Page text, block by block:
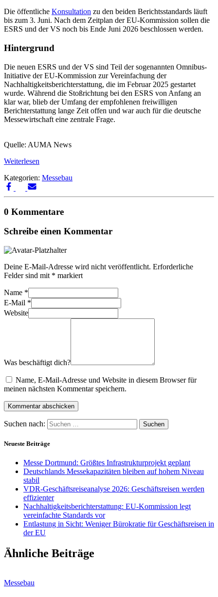
Die öffentliche Konsultation zu den beiden Berichtsstandards läuft
bis zum 3. Juni. Nach dem Zeitplan der EU-Kommission sollen die
ESRS und der VS noch bis Ende Juni 2026 beschlossen werden.
Hintergrund
Die neuen ESRS und der VS sind Teil der sogenannten Omnibus-
Initiative der EU-Kommission zur Vereinfachung der
Nachhaltigkeitsberichterstattung, die im Februar 2025 gestartet
wurde. Während die Stoßrichtung bei den ESRS von Anfang an
klar war, blieb der Umfang der empfohlenen freiwilligen
Berichterstattung lange Zeit offen und war auch für die deutsche
Messewirtschaft eine zentrale Frage.
Quelle: AUMA News
Weiterlesen
Kategorien: Messebau
0 Kommentare
Schreibe einen Kommentar
Deine E-Mail-Adresse wird nicht veröffentlicht. Erforderliche
Felder sind mit * markiert
Name *
E-Mail *
Website
Was beschäftigt dich?
Name, E-Mail-Adresse und Website in diesem Browser für
meinen nächsten Kommentar speichern.
Suchen nach:
Neueste Beiträge
Messe Dortmund: Größtes Infrastrukturprojekt geplant
Deutschlands Messekapazitäten bleiben auf hohem Niveau
stabil
VDR-Geschäftsreiseanalyse 2026: Geschäftsreisen werden
effizienter
Nachhaltigkeitsberichterstattung: EU-Kommission legt
vereinfachte Standards vor
Entlastung in Sicht: Weniger Bürokratie für Geschäftsreisen in
der EU
Ähnliche Beiträge
Messebau